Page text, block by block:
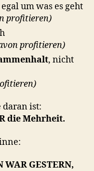
um was es geht
profitieren)
profitieren)
, nicht
daran ist:
die Mehrheit.
WAR GESTERN,